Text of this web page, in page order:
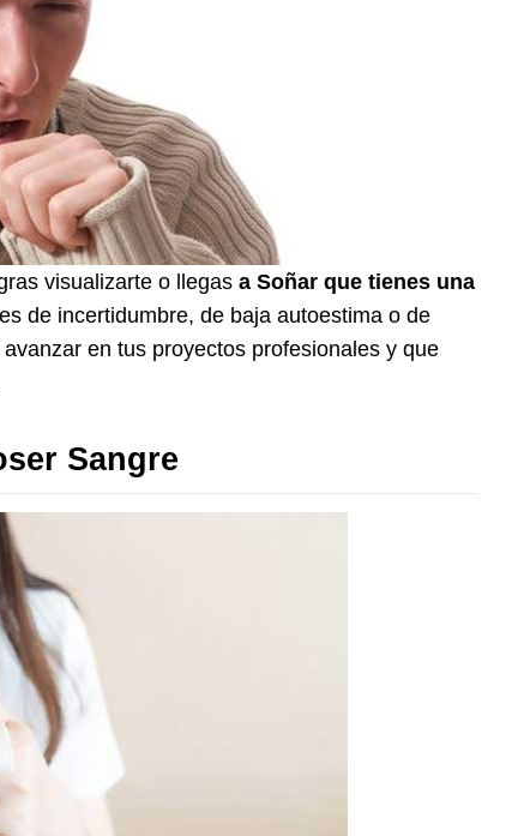
visualizarte o llegas a Soñar que tienes una
de incertidumbre, de baja autoestima o de
en tus proyectos profesionales y que
Sangre